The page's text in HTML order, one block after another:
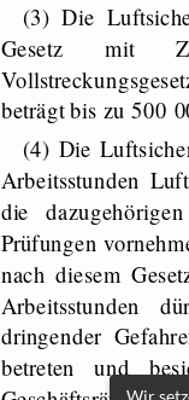
(3) Die
Gesetz mit
beträgt bis zu 500
(4) Die
Arbeitsstunden
die
Prüfungen
nach diesem
Arbeitsstunden
dringender
betreten und
Wir